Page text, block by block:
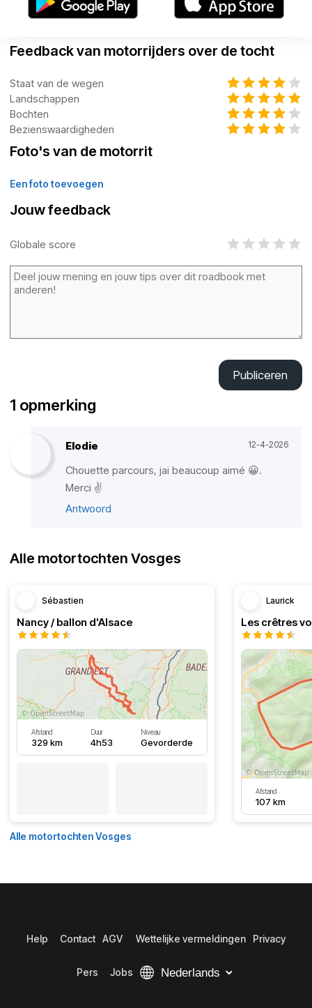
Feedback van motorrijders over de tocht
Staat van de wegen
Landschappen
Bochten
Bezienswaardigheden
Foto's van de motorrit
Een foto toevoegen
Jouw feedback
Globale score
Publiceren
1 opmerking
Elodie 12-4-2026
Chouette parcours, jai beaucoup aimé 😀.
Merci ✌️
Antwoord
Alle motortochten Vosges
Sébastien
Nancy / ballon d'Alsace
Afstand
329 km
Duur
4h53
Niveau
Gevorderde
Laurick
Afstand
107 km
Alle motortochten Vosges
Help Contact AGV Wettelijke vermeldingen Privacy
Pers Jobs